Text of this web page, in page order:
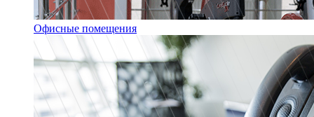
Офисные помещения